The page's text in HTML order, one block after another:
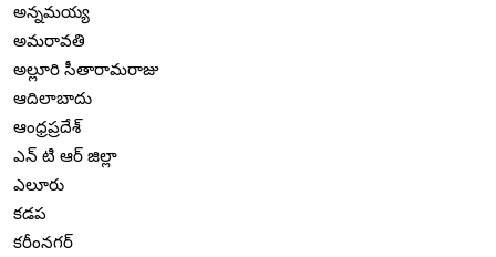
అన్నమయ్య
అమరావతి
అల్లూరి సీతారామరాజు
ఆదిలాబాదు
ఆంధ్రప్రదేశ్
ఎన్ టి ఆర్ జిల్లా
ఎలూరు
కడప
కరీంనగర్